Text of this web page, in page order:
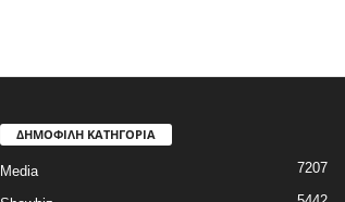
ΔΗΜΟΦΙΛΗ ΚΑΤΗΓΟΡΙΑ
Media 7207